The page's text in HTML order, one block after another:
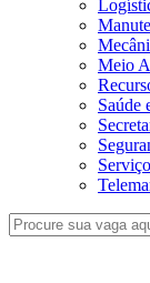
Meio
Saúde